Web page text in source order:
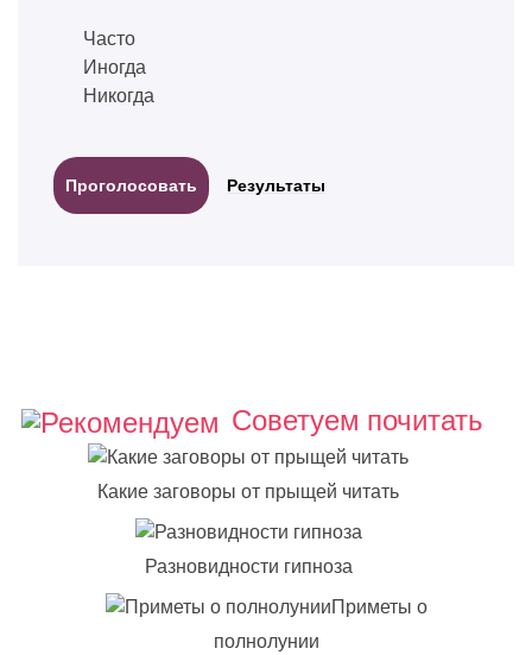
Часто
Иногда
Никогда
Результаты
Советуем почитать
Какие заговоры от прыщей читать
Разновидности гипноза
Приметы о
полнолунии